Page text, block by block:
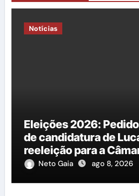
Notícias
Eleições 2026:
de candidatura de
reeleição para a
Deputados é
Neto Gaia ago 8, 2026